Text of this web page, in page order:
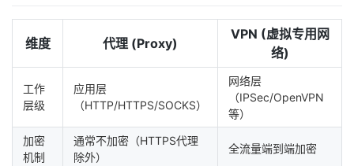
客
论
的
子
我
直
播
的
活
我
的
我
维度 代理 (Proxy)
VPN (虚拟专用网
络)
工作
层级
应用层
（HTTP/HTTPS/SOCKS）
网络层
（IPSec/OpenVPN
等）
加密
机制
通常不加密（HTTPS代理
除外）
全流量端到端加密